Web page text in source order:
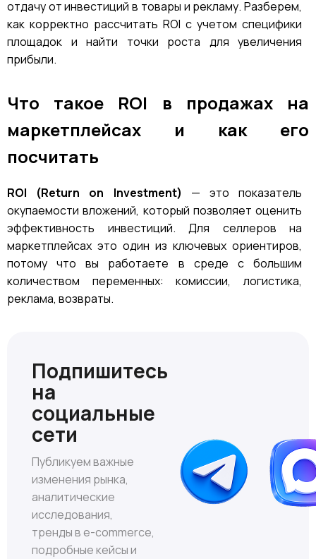
отдачу от инвестиций в товары и рекламу. Разберем,
как корректно рассчитать ROI с учетом специфики
площадок и найти точки роста для увеличения
прибыли.
Что такое ROI в продажах на
маркетплейсах и как его
посчитать
ROI (Return on Investment) — это показатель
окупаемости вложений, который позволяет оценить
эффективность инвестиций. Для селлеров на
маркетплейсах это один из ключевых ориентиров,
потому что вы работаете в среде с большим
количеством переменных: комиссии, логистика,
реклама, возвраты.
Подпишитесь
на
социальные
сети
Публикуем важные
изменения рынка,
аналитические
исследования,
тренды в e-commerce,
подробные кейсы и